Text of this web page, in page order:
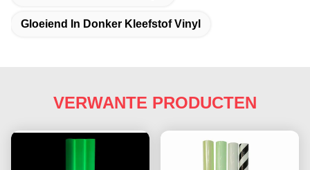
Gloeiend In Donker Kleefstof Vinyl
VERWANTE PRODUCTEN